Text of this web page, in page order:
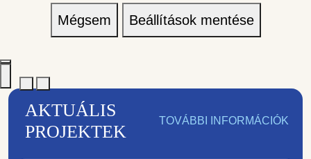
Mégsem Beállítások mentése
AKTUÁLIS
PROJEKTEK
TOVÁBBI INFORMÁCIÓK